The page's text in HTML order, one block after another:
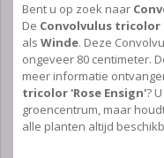
Bent u op zoek naar
De Convolvulus tricolor
als Winde. Deze
ongeveer 80 centimeter.
meer informatie
tricolor 'Rose Ensign'?
groencentrum, maar
alle planten altijd